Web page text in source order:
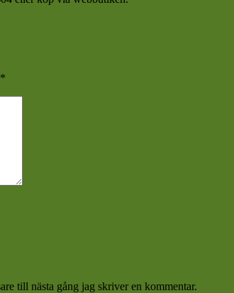
*
till nästa gång jag skriver en kommentar.